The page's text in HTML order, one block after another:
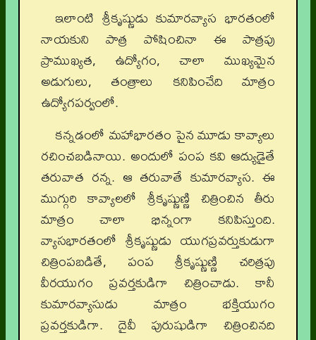
ఇలాంటి శ్రీకృష్ణుడు కుమారవ్యాస భారతంలో
నాయకుని పాత్ర పోషించినా ఈ పాత్రపు
ప్రాముఖ్యత, ఉద్యోగం, చాలా ముఖ్యమైన
అడుగులు, తంత్రాలు కనిపించేది మాత్రం
ఉద్యోగపర్వంలో.
కన్నడంలో మహాభారతం పైన మూడు కావ్యాలు
రచించబడినాయి. అందులో పంప కవి ఆద్యుడైతే
తరువాత రన్న. ఆ తరువాతే కుమారవ్యాస. ఈ
ముగ్గురి కావ్యాలలో శ్రీకృష్ణుణ్ణి చిత్రించిన తీరు
మాత్రం చాలా భిన్నంగా కనిపిస్తుంది.
వ్యాసభారతంలో శ్రీకృష్ణుడు యుగప్రవర్తుకుడుగా
చిత్రింపబడితే, పంప శ్రీకృష్ణుణ్ణి చరిత్రపు
వీరయుగం ప్రవర్తకుడిగా చిత్రించాడు. కానీ
కుమారవ్యాసుడు మాత్రం భక్తియుగం
ప్రవర్తకుడిగా. దైవీ పురుషుడిగా చిత్రించినది